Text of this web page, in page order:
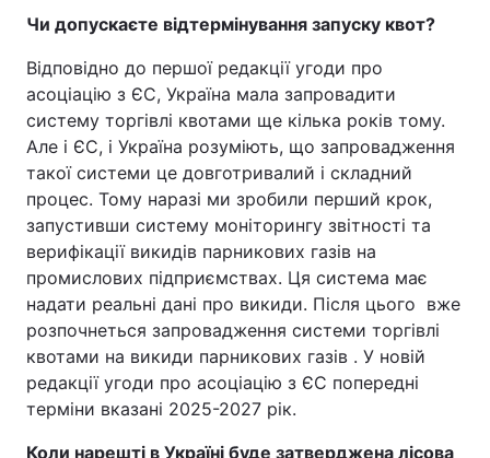
Чи допускаєте відтермінування запуску квот?
Відповідно до першої редакції угоди про
асоціацію з ЄС, Україна мала запровадити
систему торгівлі квотами ще кілька років тому.
Але і ЄС, і Україна розуміють, що запровадження
такої системи це довготривалий і складний
процес. Тому наразі ми зробили перший крок,
запустивши систему моніторингу звітності та
верифікації викидів парникових газів на
промислових підприємствах. Ця система має
надати реальні дані про викиди. Після цього вже
розпочнеться запровадження системи торгівлі
квотами на викиди парникових газів . У новій
редакції угоди про асоціацію з ЄС попередні
терміни вказані 2025-2027 рік.
Коли нарешті в Україні буде затверджена лісова